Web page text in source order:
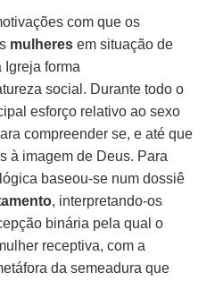
com que os
mulheres em situação de
Igreja forma
social. Durante todo o
esforço relativo ao sexo
compreender se, e até que
à imagem de Deus. Para
baseou-se num dossiê
, interpretando-os
binária pela qual o
receptiva, com a
da semeadura que